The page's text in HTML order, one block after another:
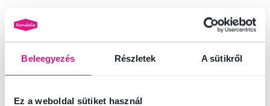
Beleegyezés Részletek A sütikről
Ez a weboldal sütiket használ
41 700 Ft